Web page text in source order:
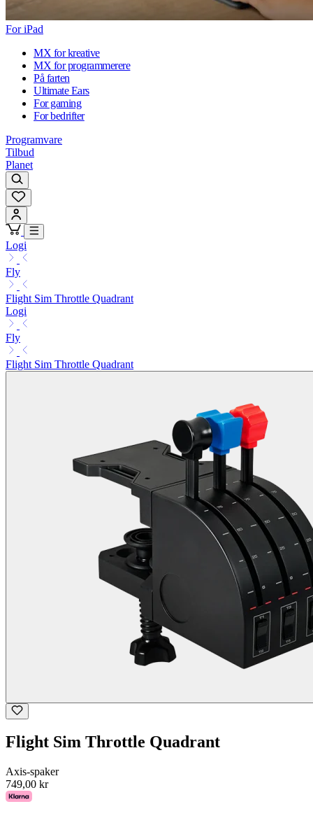
For iPad
MX for kreative
MX for programmerere
På farten
Ultimate Ears
For gaming
For bedrifter
Programvare
Tilbud
Planet
Logi
Fly
Flight Sim Throttle Quadrant
Logi
Fly
Flight Sim Throttle Quadrant
Flight Sim Throttle Quadrant
Axis-spaker
749,00 kr